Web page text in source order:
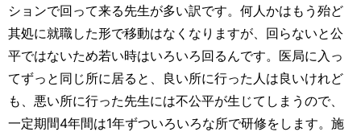
ションで回って来る先生が多い訳です。何人かはもう殆ど
其処に就職した形で移動はなくなりますが、回らないと公
平ではないため若い時はいろいろ回るんです。医局に入っ
てずっと同じ所に居ると、良い所に行った人は良いけれど
も、悪い所に行った先生には不公平が生じてしまうので、
一定期間4年間は1年ずついろいろな所で研修をします。施